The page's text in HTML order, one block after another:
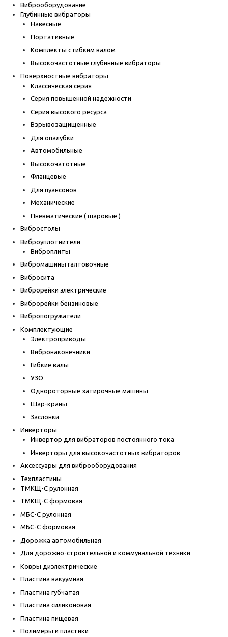
Виброоборудование
Глубинные вибраторы
Навесные
Портативные
Комплекты с гибким валом
Высокочастотные глубинные вибраторы
Поверхностные вибраторы
Классическая серия
Серия повышенной надежности
Серия высокого ресурса
Взрывозащищенные
Для опалубки
Автомобильные
Высокочатотные
Фланцевые
Для пуансонов
Механические
Пневматические ( шаровые )
Вибростолы
Виброуплотнители
Виброплиты
Вибромашины галтовочные
Вибросита
Виброрейки электрические
Виброрейки бензиновые
Вибропогружатели
Комплектующие
Электроприводы
Вибронаконечники
Гибкие валы
УЗО
Однороторные затирочные машины
Шар-краны
Заслонки
Инверторы
Инвертор для вибраторов постоянного тока
Инверторы для высокочастотных вибраторов
Аксессуары для виброоборудования
Техпластины
ТМКЩ-С рулонная
ТМКЩ-С формовая
МБС-С рулонная
МБС-С формовая
Дорожка автомобильная
Для дорожно-строительной и коммунальной техники
Ковры диэлектрические
Пластина вакуумная
Пластина губчатая
Пластина силиконовая
Пластина пищевая
Полимеры и пластики